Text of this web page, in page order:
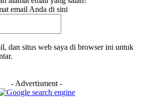
email Anda di sini
dan situs web saya di browser ini untuk
- Advertisment -